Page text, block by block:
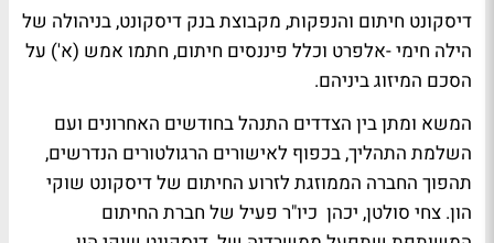
דיסקונט חיתום והנפקות, מקבוצת בנק דיסקונט, בניהולה של
הילה חימי -אלפרט וכלל פיננסים חיתום, חתמו אמש (א') על
הסכם המיזוג ביניהם.
המשא ומתן בין הצדדים התנהל בחודשים האחרונים ועם
השלמת התהליך, בכפוף לאישורים הרגולטורים הנדרשים,
תהפוך החברה הממוזגת לזרוע החיתום של דיסקונט שוקי
הון. צחי סולטן, יכהן כיו"ר פעיל של חברת החיתום